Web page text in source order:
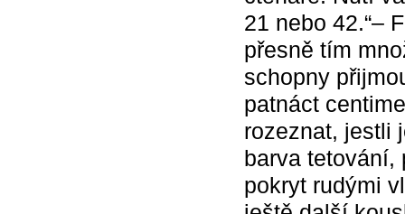
21 nebo 42.“–
přesně tím
schopny
patnáct
rozeznat, jestli
barva tetování,
pokryt rudými